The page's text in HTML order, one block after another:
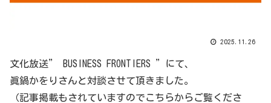
2025.11.26
文化放送” BUSINESS FRONTIERS ”にて、
眞鍋かをりさんと対談させて頂きました。
（記事掲載もされていますのでこちらからご覧くださ